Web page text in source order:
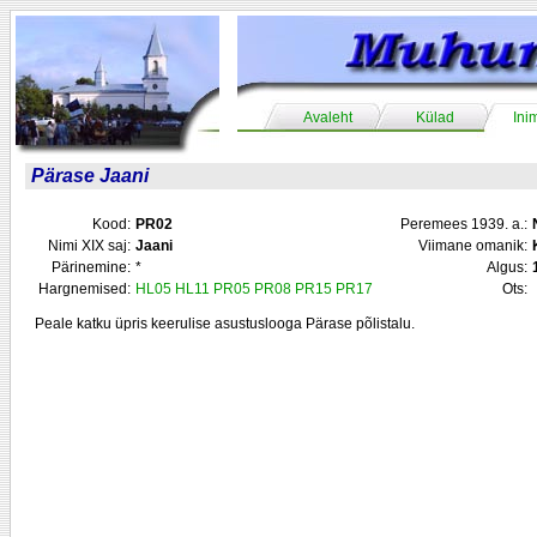
Avaleht Külad
Pärase Jaani
Kood: PR02 Peremees 1939. a.:
Nimi XIX saj: Jaani Viimane omanik:
Pärinemine: * Algus:
Hargnemised: HL05 HL11 PR05 PR08 PR15 PR17 Ots:
Peale katku üpris keerulise asustuslooga Pärase põlistalu.